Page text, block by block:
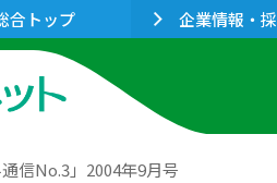
合トップ 企業情報・
信No.3」2004年9月号